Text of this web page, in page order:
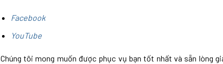
Facebook
YouTube
Chúng tôi mong muốn được phục vụ bạn tốt nhất và sẵn lòng